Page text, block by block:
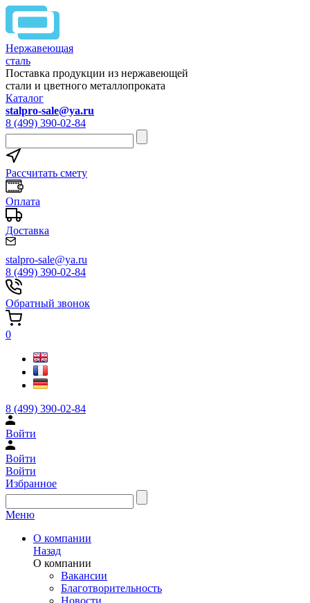
Нержавеющая
сталь
Поставка продукции из нержавеющей
стали и цветного металлопроката
Каталог
stalpro-sale@ya.ru
8 (499) 390-02-84
Рассчитать смету
Оплата
Доставка
stalpro-sale@ya.ru
8 (499) 390-02-84
Обратный звонок
0
8 (499) 390-02-84
Войти
Войти
Войти
Избранное
Меню
О компании
Назад
О компании
Вакансии
Благотворительность
Новости